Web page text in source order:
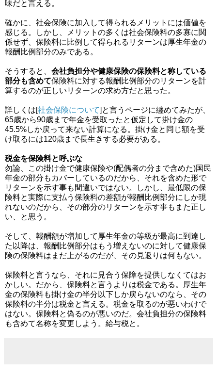
味だと言える。
確かに、社会保険に加入して得られるメリットには価値を
感じる。しかし、メリットの多くは社会保険料の多寡に関
係せず、保険料に比例して得られるリターンは厚生年金の
報酬比例部分のみである。
そうすると、 会社負担分や健康保険の保険料と称している
部分も含めて保険料に対する報酬比例部分のリターンを計
算するのが正しいリターンの求め方だと思った。
詳しくは[社会保険について]と言うページに纏めてみたが、
65歳から90歳まで年金を受取ったと仮定して掛け金の
45.5%しか戻って来ない計算になる。掛け金と同じ額を受
け取るには120歳まで長生きする必要がある。
税金を保険料と呼ぶな
勿論、この掛け金で健康保険や(配偶者の分まで含めた)国民
年金の部分もカバーしているのだから、それを含めた形で
リターンを示す事も間違いではない。しかし、最低限の保
険料と実際に支払う保険料の差額が報酬比例部分にしか現
れないのだから、その部分のリターンを示す事もまた正し
い、と思う。
そして、報酬額が増加して厚生年金の等級が最高に到達し
た以降は、報酬比例部分はもう増えないのに対して健康保
険の保険料はまだ上がるのだが、その見返りは何もない。
保険料と言うなら、それに見合う保障を提供しなくてはお
かしい。だから、保険料と言うよりは税金である。厚生年
金の保険料も掛け金の半分以下しか戻らないのなら、その
保険料の半分は税金と言える。税金を取るのが悪いわけで
はない。保険料と偽るのが悪いのだ。会社負担分の保険料
も含めて名称を変更しよう。給与税と。